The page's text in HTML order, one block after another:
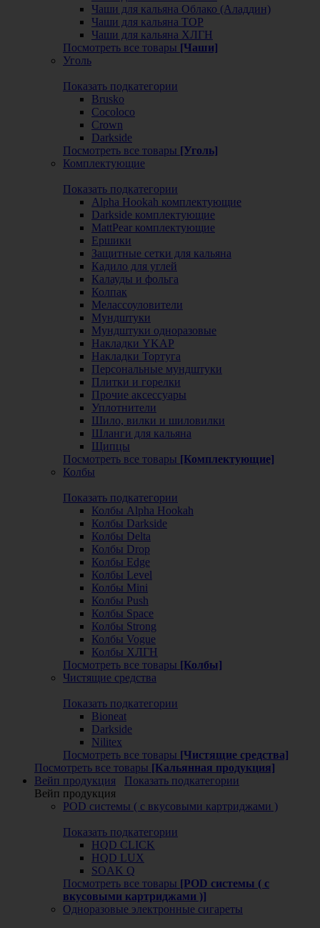
Чаши для кальяна Облако (Аладдин)
Чаши для кальяна ТОР
Чаши для кальяна ХЛГН
Посмотреть все товары [Чаши]
Уголь
Показать подкатегории
Brusko
Cocoloco
Crown
Darkside
Посмотреть все товары [Уголь]
Комплектующие
Показать подкатегории
Alpha Hookah комплектующие
Darkside комплектующие
MattPear комплектующие
Ершики
Защитные сетки для кальяна
Кадило для углей
Калауды и фольга
Колпак
Мелассоуловители
Мундштуки
Мундштуки одноразовые
Накладки YKAP
Накладки Тортуга
Персональные мундштуки
Плитки и горелки
Прочие аксессуары
Уплотнители
Шило, вилки и шиловилки
Шланги для кальяна
Щипцы
Посмотреть все товары [Комплектующие]
Колбы
Показать подкатегории
Колбы Alpha Hookah
Колбы Darkside
Колбы Delta
Колбы Drop
Колбы Edge
Колбы Level
Колбы Mini
Колбы Push
Колбы Space
Колбы Strong
Колбы Vogue
Колбы ХЛГН
Посмотреть все товары [Колбы]
Чистящие средства
Показать подкатегории
Bioneat
Darkside
Nilitex
Посмотреть все товары [Чистящие средства]
Посмотреть все товары [Кальянная продукция]
Вейп продукция
Показать подкатегории
Вейп продукция
POD системы ( с вкусовыми картриджами )
Показать подкатегории
HQD CLICK
HQD LUX
SOAK Q
Посмотреть все товары [POD системы ( с
вкусовыми картриджами )]
Одноразовые электронные сигареты